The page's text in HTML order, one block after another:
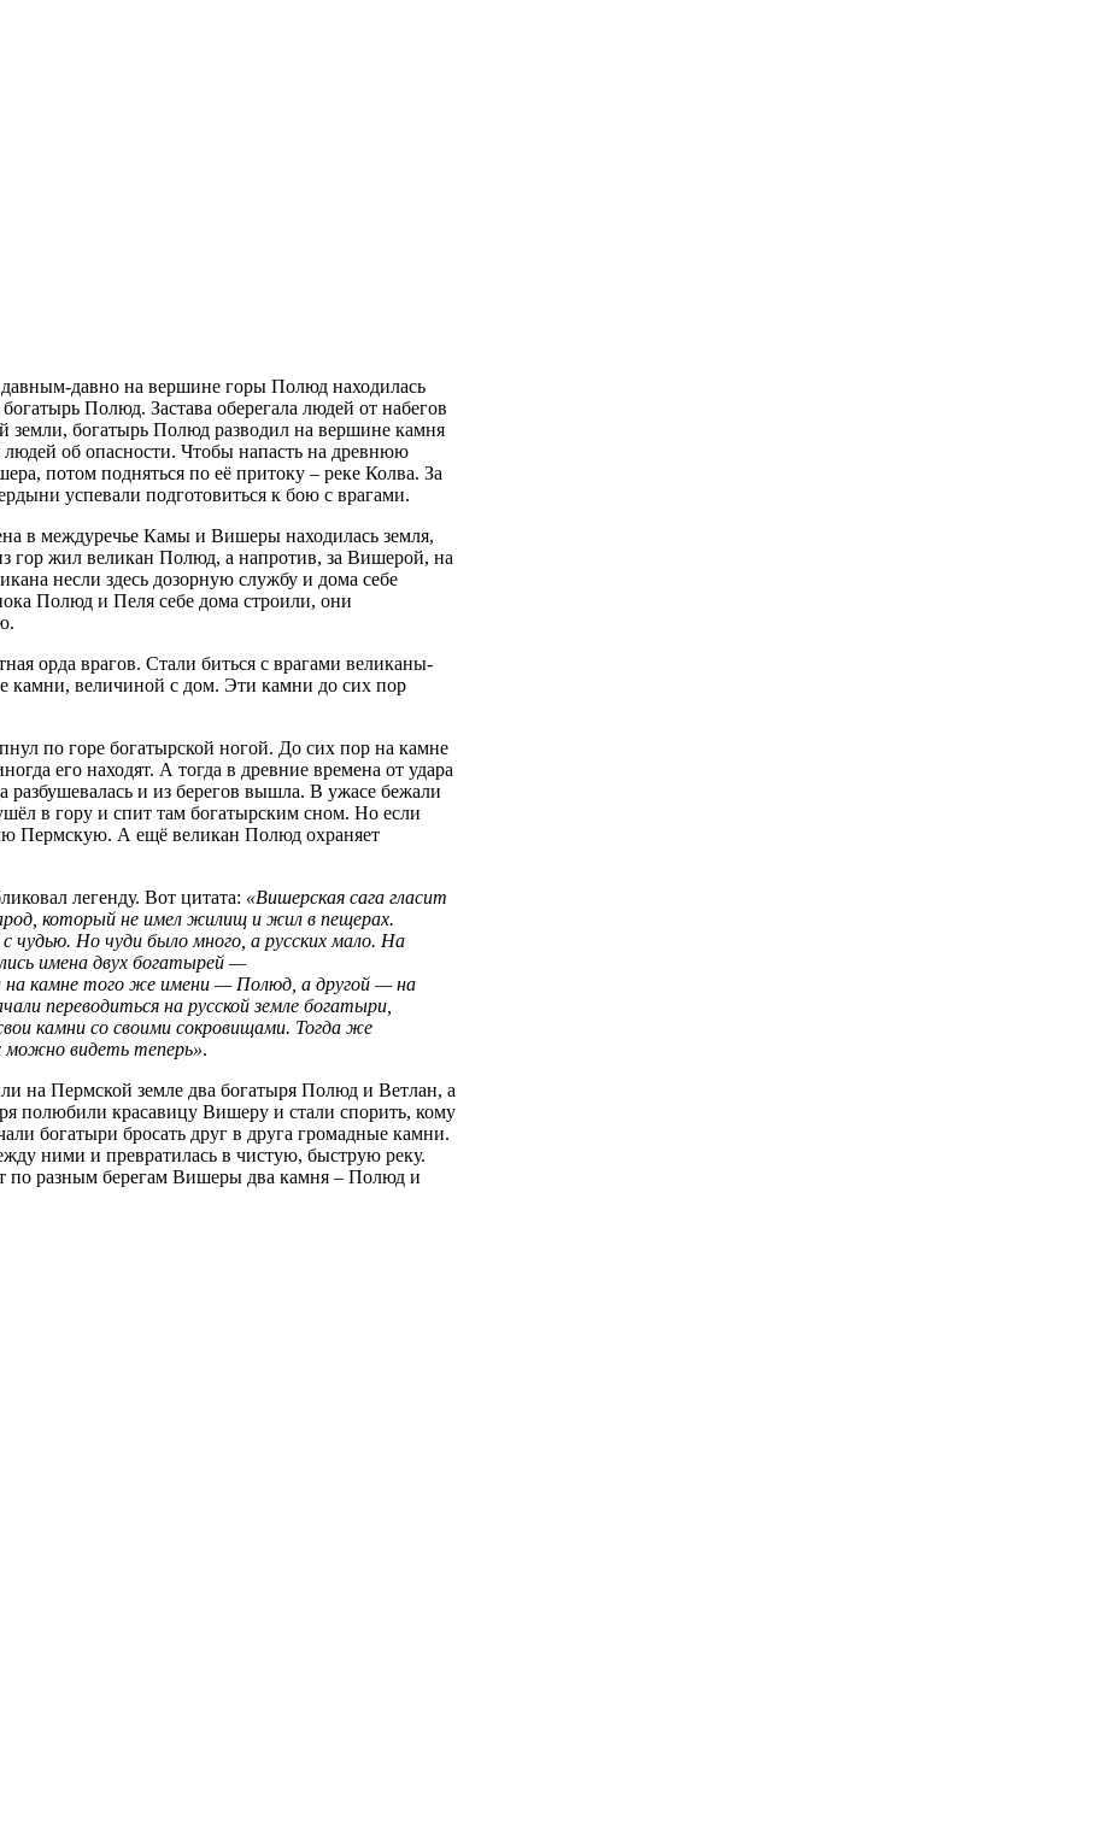
давным-давно на вершине горы Полюд находилась
Полюд. Застава оберегала людей от набегов
земли, богатырь Полюд разводил на вершине камня
об опасности. Чтобы напасть на древнюю
потом подняться по её притоку – реке Колва. За
успевали подготовиться к бою с врагами.
в междуречье Камы и Вишеры находилась земля,
гор жил великан Полюд, а напротив, за Вишерой, на
несли здесь дозорную службу и дома себе
Полюд и Пеля себе дома строили, они
орда врагов. Стали биться с врагами великаны-
камни, величиной с дом. Эти камни до сих пор
по горе богатырской ногой. До сих пор на камне
его находят. А тогда в древние времена от удара
разбушевалась и из берегов вышла. В ужасе бежали
в гору и спит там богатырским сном. Но если
Пермскую. А ещё великан Полюд охраняет
легенду. Вот цитата: «Вишерская сага гласит
который не имел жилищ и жил в пещерах.
чудью. Но чуди было много, а русских мало. На
имена двух богатырей —
камне того же имени — Полюд, а другой — на
переводиться на русской земле богатыри,
камни со своими сокровищами. Тогда же
можно видеть теперь».
на Пермской земле два богатыря Полюд и Ветлан, а
полюбили красавицу Вишеру и стали спорить, кому
богатыри бросать друг в друга громадные камни.
ними и превратилась в чистую, быструю реку.
по разным берегам Вишеры два камня – Полюд и